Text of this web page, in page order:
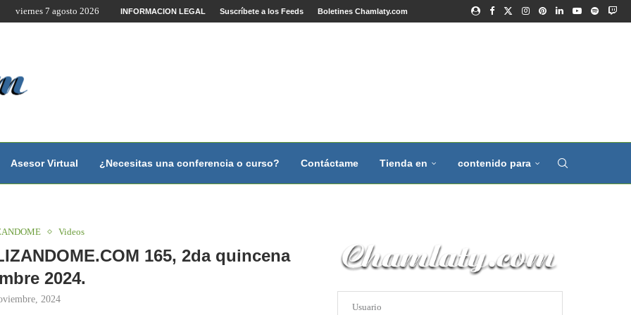
por Internet y Videoconferencia.
viernes 7 agosto 2026 INFORMACION LEGAL Suscríbete a los Feeds Boletines Chamlaty.com
Asesor Virtual ¿Necesitas una conferencia o curso? Contáctame Tienda en contenido para
Videos
165, 2da quincena
2024.
2024